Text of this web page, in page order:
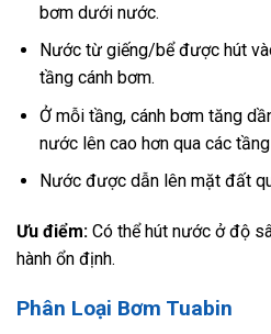
bơm dưới nước.
Nước từ giếng/bể được hút
tầng cánh bơm.
Ở mỗi tầng, cánh bơm tăng
nước lên cao hơn qua các
Nước được dẫn lên mặt đất
Ưu điểm: Có thể hút nước ở độ
hành ổn định.
Phân Loại Bơm Tuabin